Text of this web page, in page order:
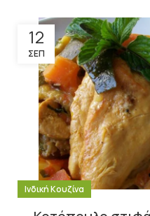
12
ΣΕΠ
Ινδική Κουζίνα